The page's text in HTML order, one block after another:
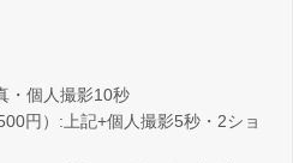
・個人撮影10秒
円）:上記+個人撮影5秒・2ショ